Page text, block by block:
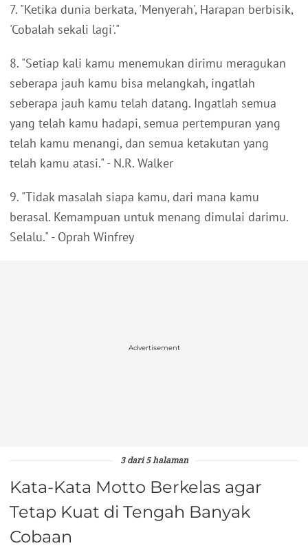
7. "Ketika dunia berkata, 'Menyerah', Harapan berbisik,
'Cobalah sekali lagi'."
8. "Setiap kali kamu menemukan dirimu meragukan
seberapa jauh kamu bisa melangkah, ingatlah
seberapa jauh kamu telah datang. Ingatlah semua
yang telah kamu hadapi, semua pertempuran yang
telah kamu menangi, dan semua ketakutan yang
telah kamu atasi." - N.R. Walker
9. "Tidak masalah siapa kamu, dari mana kamu
berasal. Kemampuan untuk menang dimulai darimu.
Selalu." - Oprah Winfrey
Advertisement
3 dari 5 halaman
Kata-Kata Motto Berkelas agar
Tetap Kuat di Tengah Banyak
Cobaan